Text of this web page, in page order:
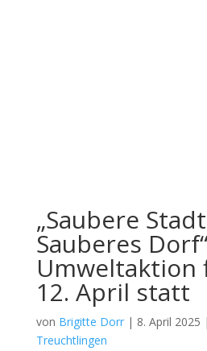
„Saubere
Sauberes
Umweltaktion
12. April statt
von Brigitte Dorr| 8. April 2025 |
Treuchtlingen